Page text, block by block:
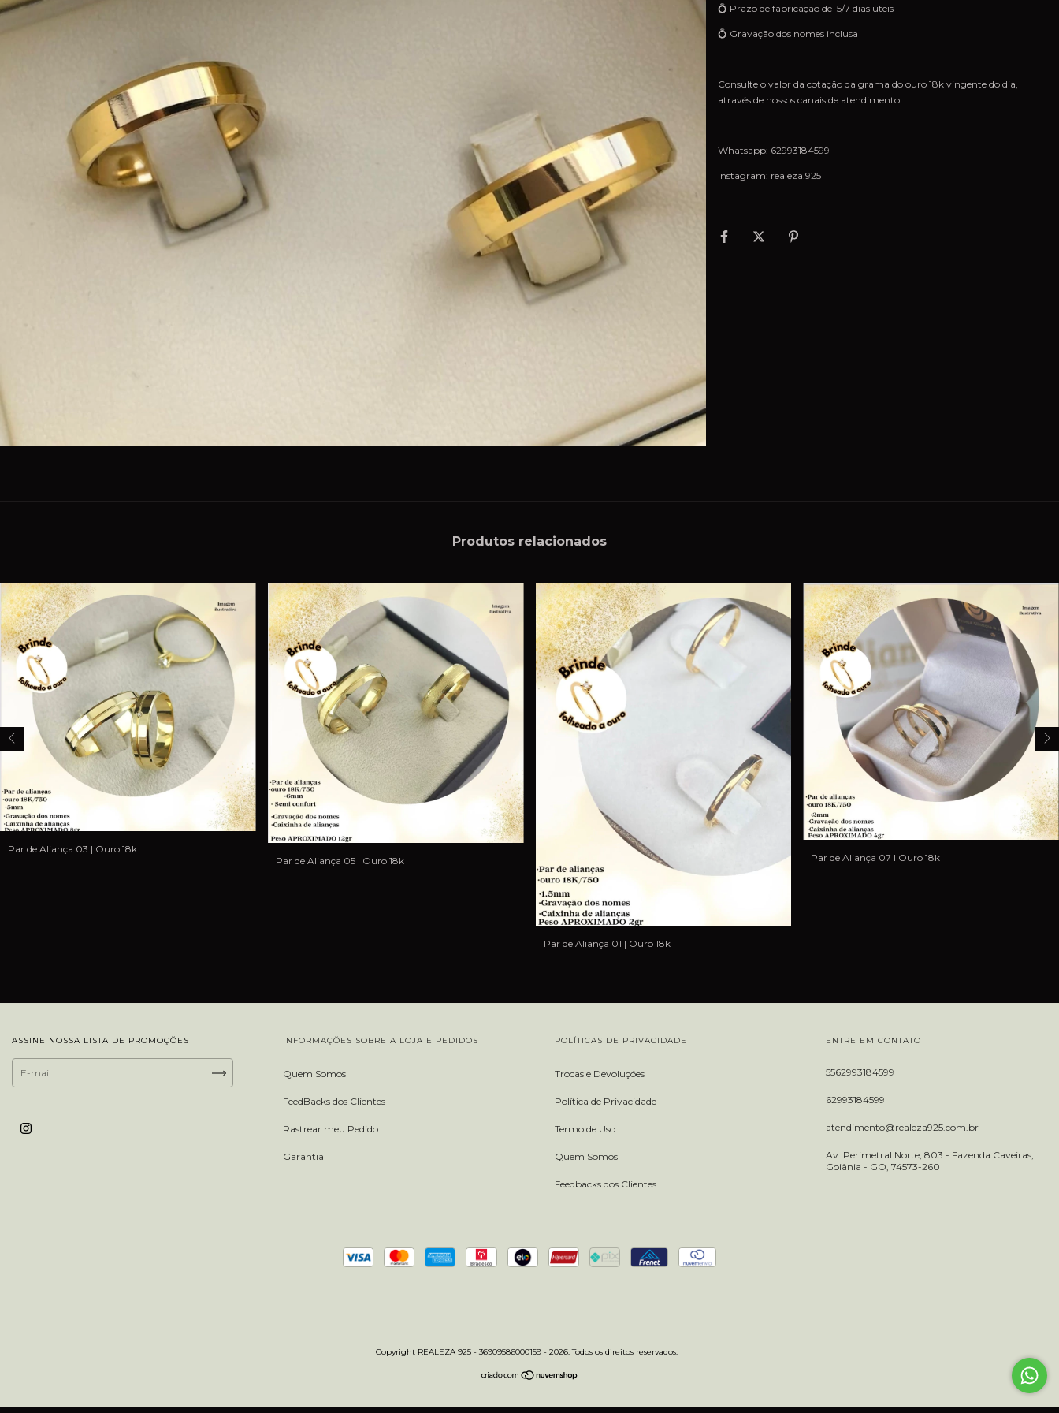
💍 Prazo de fabricação de 5/7 dias úteis
💍 Gravação dos nomes inclusa
Consulte o valor da cotação da grama do ouro 18k vingente do dia,
através de nossos canais de atendimento.
Whatsapp: 62993184599
Instagram: realeza.925
Produtos relacionados
Par de Aliança 03 | Ouro 18k
Par de Aliança 05 I Ouro 18k
Par de Aliança 01 | Ouro 18k
Par de Aliança 07 I Ouro 18k
ASSINE NOSSA LISTA DE PROMOÇÕES INFORMAÇÕES SOBRE A LOJA E PEDIDOS
Quem Somos
FeedBacks dos Clientes
Rastrear meu Pedido
Garantia
POLÍTICAS DE PRIVACIDADE
Trocas e Devoluçóes
Política de Privacidade
Termo de Uso
Quem Somos
Feedbacks dos Clientes
ENTRE EM CONTATO
5562993184599
62993184599
atendimento@realeza925.com.br
Av. Perimetral Norte, 803 - Fazenda Caveiras,
Goiânia - GO, 74573-260
Copyright REALEZA 925 - 36909586000159 - 2026. Todos os direitos reservados.